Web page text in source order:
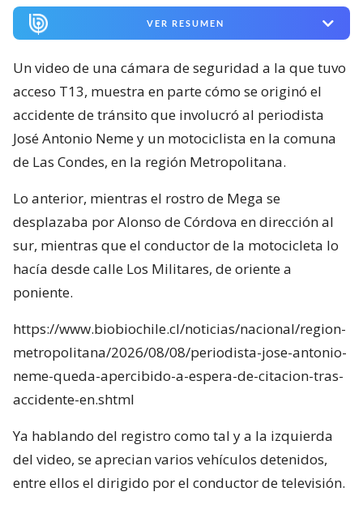
VER RESUMEN
Un video de una cámara de seguridad a la que tuvo
acceso T13, muestra en parte cómo se originó el
accidente de tránsito que involucró al periodista
José Antonio Neme y un motociclista en la comuna
de Las Condes, en la región Metropolitana.
Lo anterior, mientras el rostro de Mega se
desplazaba por Alonso de Córdova en dirección al
sur, mientras que el conductor de la motocicleta lo
hacía desde calle Los Militares, de oriente a
poniente.
https://www.biobiochile.cl/noticias/nacional/region-
metropolitana/2026/08/08/periodista-jose-antonio-
neme-queda-apercibido-a-espera-de-citacion-tras-
accidente-en.shtml
Ya hablando del registro como tal y a la izquierda
del video, se aprecian varios vehículos detenidos,
entre ellos el dirigido por el conductor de televisión.